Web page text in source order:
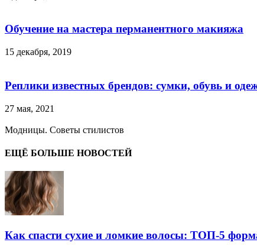
Обучение на мастера перманентного макияжа
15 декабря, 2019
Реплики известных брендов: сумки, обувь и
27 мая, 2021
Модницы. Советы стилистов
ЕЩЁ БОЛЬШЕ НОВОСТЕЙ
Как спасти сухие и ломкие волосы: ТОП-5